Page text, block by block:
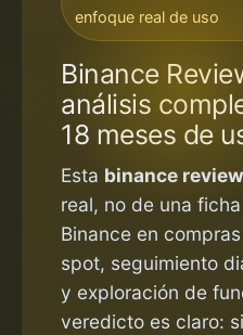
enfoque real de uso
Binance
análisis
18 meses de
Esta binance review
real, no de una
Binance en
spot, seguimiento
y exploración de
veredicto es claro: